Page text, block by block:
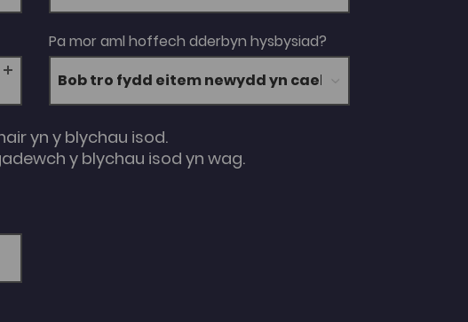
Pa mor aml hoffech dderbyn hysbysiad?
yn y blychau isod.
y blychau isod yn wag.